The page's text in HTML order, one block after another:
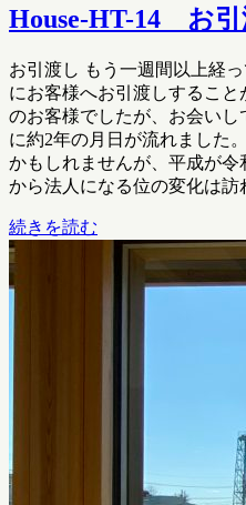
House-HT-14 お引
お引渡し もう一週間以上経
にお客様へお引渡しするこ
のお客様でしたが、お会い
に約2年の月日が流れました
かもしれませんが、平成が
から法人になる位の変化は訪
続きを読む